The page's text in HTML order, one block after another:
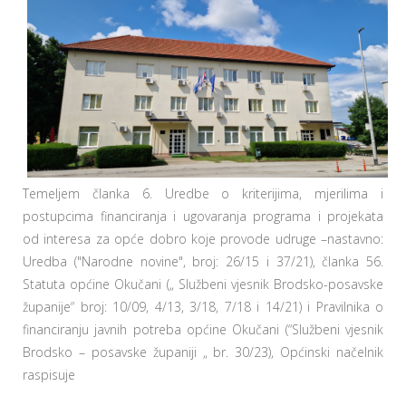
Temeljem članka 6. Uredbe o kriterijima, mjerilima i
postupcima financiranja i ugovaranja programa i projekata
od interesa za opće dobro koje provode udruge –nastavno:
Uredba ("Narodne novine", broj: 26/15 i 37/21), članka 56.
Statuta općine Okučani („ Službeni vjesnik Brodsko-posavske
županije“ broj: 10/09, 4/13, 3/18, 7/18 i 14/21) i Pravilnika o
financiranju javnih potreba općine Okučani (“Službeni vjesnik
Brodsko – posavske županiji „ br. 30/23), Općinski načelnik
raspisuje